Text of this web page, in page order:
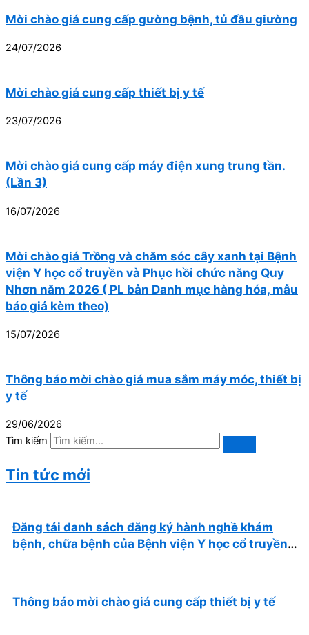
Mời chào giá cung cấp gường bệnh, tủ đầu giường
24/07/2026
Mời chào giá cung cấp thiết bị y tế
23/07/2026
Mời chào giá cung cấp máy điện xung trung tần.
(Lần 3)
16/07/2026
Mời chào giá Trồng và chăm sóc cây xanh tại Bệnh
viện Y học cổ truyền và Phục hồi chức năng Quy
Nhơn năm 2026 ( PL bản Danh mục hàng hóa, mẫu
báo giá kèm theo)
15/07/2026
Thông báo mời chào giá mua sắm máy móc, thiết bị
y tế
29/06/2026
Tìm kiếm
Tin tức mới
Đăng tải danh sách đăng ký hành nghề khám
bệnh, chữa bệnh của Bệnh viện Y học cổ truyền
Thông báo mời chào giá cung cấp thiết bị y tế